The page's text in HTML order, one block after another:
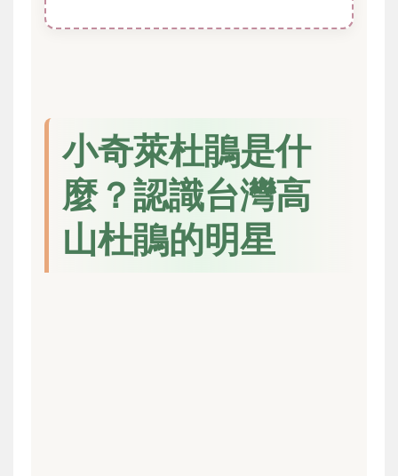
小奇萊杜鵑是什
麼？認識台灣高
山杜鵑的明星